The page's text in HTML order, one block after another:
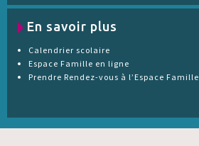
En savoir plus
Calendrier scolaire
Espace Famille en ligne
Prendre Rendez-vous à l’Espace Famille